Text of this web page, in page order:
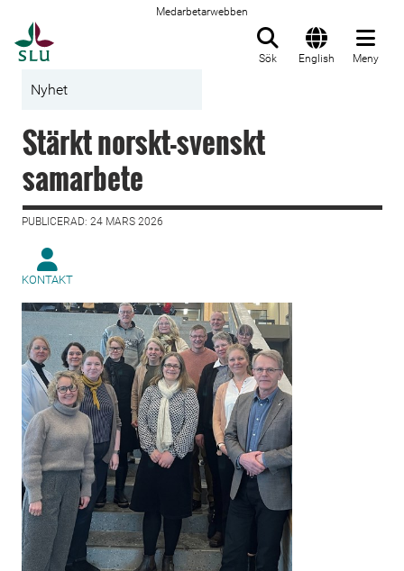
Medarbetarwebben
Sök English Meny
Nyhet
Stärkt norskt-svenskt
samarbete
PUBLICERAD: 24 MARS 2026
KONTAKT